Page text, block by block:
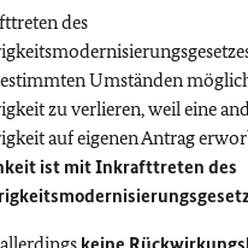
des
Umständen
zu verlieren, weil eine
auf eigenen Antrag
ist mit Inkrafttreten des
keine